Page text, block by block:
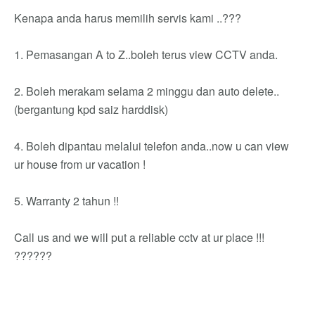
Kenapa anda harus memilih servis kami ..???
1. Pemasangan A to Z..boleh terus view CCTV anda.
2. Boleh merakam selama 2 minggu dan auto delete..
(bergantung kpd saiz harddisk)
4. Boleh dipantau melalui telefon anda..now u can view
ur house from ur vacation !
5. Warranty 2 tahun !!
Call us and we will put a reliable cctv at ur place !!!
??????